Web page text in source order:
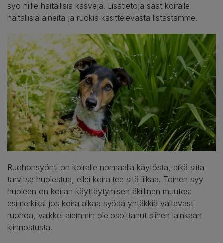
syö niille haitallisia kasveja. Lisätietoja saat koiralle
haitallisia aineita ja ruokia käsittelevästä listastamme.
Ruohonsyönti on koiralle normaalia käytöstä, eikä siitä
tarvitse huolestua, ellei koira tee sitä liikaa. Toinen syy
huoleen on koiran käyttäytymisen äkillinen muutos:
esimerkiksi jos koira alkaa syödä yhtäkkiä valtavasti
ruohoa, vaikkei aiemmin ole osoittanut siihen lainkaan
kiinnostusta.